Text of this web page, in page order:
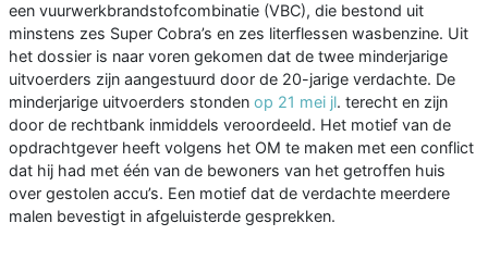
een vuurwerkbrandstofcombinatie (VBC), die bestond uit
minstens zes Super Cobra’s en zes literflessen wasbenzine. Uit
het dossier is naar voren gekomen dat de twee minderjarige
uitvoerders zijn aangestuurd door de 20-jarige verdachte. De
minderjarige uitvoerders stonden op 21 mei jl. terecht en zijn
door de rechtbank inmiddels veroordeeld. Het motief van de
opdrachtgever heeft volgens het OM te maken met een conflict
dat hij had met één van de bewoners van het getroffen huis
over gestolen accu’s. Een motief dat de verdachte meerdere
malen bevestigt in afgeluisterde gesprekken.